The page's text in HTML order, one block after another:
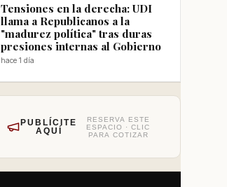
Tensiones en la derecha: UDI
llama a Republicanos a la
"madurez política" tras duras
presiones internas al Gobierno
hace 1 día
PUBLÍCITE
AQUÍ
RESERVA ESTE
ESPACIO · CLIC
PARA COTIZAR